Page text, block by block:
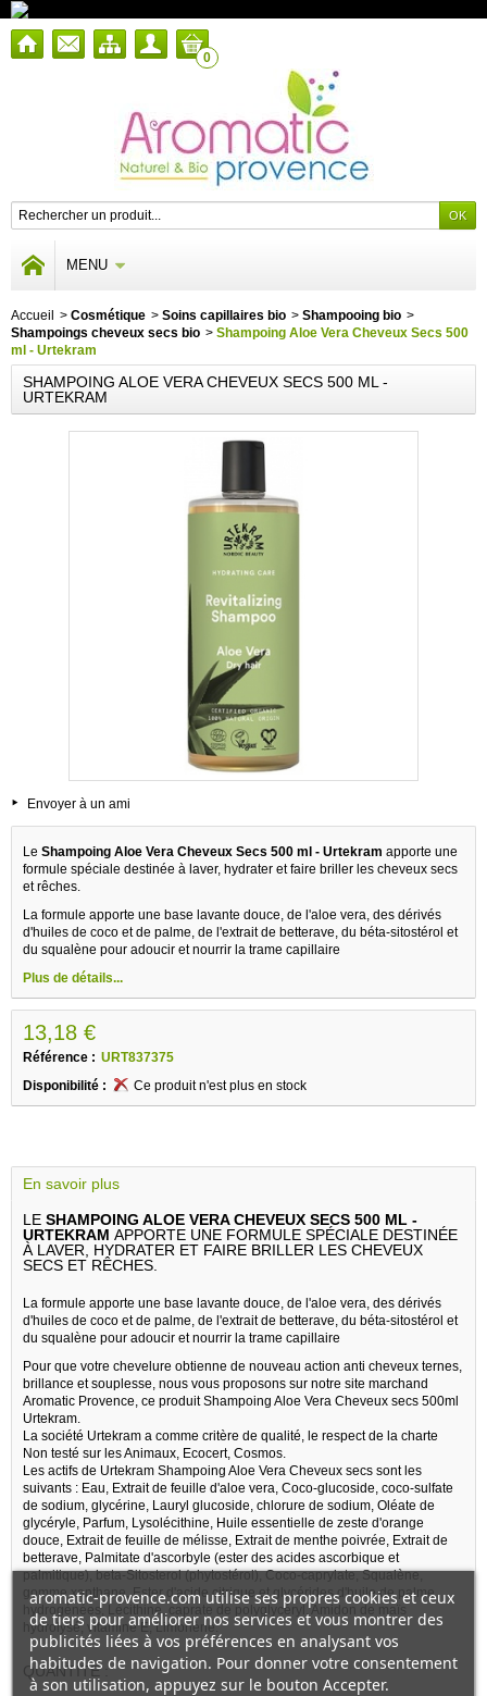
0
MENU
Accueil > Cosmétique > Soins capillaires bio > Shampooing bio >
Shampoings cheveux secs bio > Shampoing Aloe Vera Cheveux Secs 500
ml - Urtekram
SHAMPOING ALOE VERA CHEVEUX SECS 500 ML -
URTEKRAM
Envoyer à un ami
Le Shampoing Aloe Vera Cheveux Secs 500 ml - Urtekram apporte une
formule spéciale destinée à laver, hydrater et faire briller les cheveux secs
et rêches.
La formule apporte une base lavante douce, de l'aloe vera, des dérivés
d'huiles de coco et de palme, de l'extrait de betterave, du béta-sitostérol et
du squalène pour adoucir et nourrir la trame capillaire
Plus de détails...
13,18 €
Référence : URT837375
Disponibilité :
Ce produit n'est plus en stock
En savoir plus
LE SHAMPOING ALOE VERA CHEVEUX SECS 500 ML -
URTEKRAM APPORTE UNE FORMULE SPÉCIALE DESTINÉE
À LAVER, HYDRATER ET FAIRE BRILLER LES CHEVEUX
SECS ET RÊCHES.
La formule apporte une base lavante douce, de l'aloe vera, des dérivés
d'huiles de coco et de palme, de l'extrait de betterave, du béta-sitostérol et
du squalène pour adoucir et nourrir la trame capillaire
Pour que votre chevelure obtienne de nouveau action anti cheveux ternes,
brillance et souplesse, nous vous proposons sur notre site marchand
Aromatic Provence, ce produit Shampoing Aloe Vera Cheveux secs 500ml
Urtekram.
La société Urtekram a comme critère de qualité, le respect de la charte
Non testé sur les Animaux, Ecocert, Cosmos.
Les actifs de Urtekram Shampoing Aloe Vera Cheveux secs sont les
suivants : Eau, Extrait de feuille d'aloe vera, Coco-glucoside, coco-sulfate
de sodium, glycérine, Lauryl glucoside, chlorure de sodium, Oléate de
glycéryle, Parfum, Lysolécithine, Huile essentielle de zeste d'orange
douce, Extrait de feuille de mélisse, Extrait de menthe poivrée, Extrait de
betterave, Palmitate d'ascorbyle (ester des acides ascorbique et
palmitique), beta-Sitosterol (phytostérol), Coco-caprylate, Squalène,
gomme xanthane, Ester d'acide citrique et glycérides d'huile de palme
hydrogénées, Lécithine, caprate de polyglycéryl, Amidon de maïs
hydrolysé, vitamine E, Limonène.
QUANTITE :
aromatic-provence.com utilise ses propres cookies et ceux
de tiers pour améliorer nos services et vous montrer des
publicités liées à vos préférences en analysant vos
habitudes de navigation. Pour donner votre consentement
à son utilisation, appuyez sur le bouton Accepter.